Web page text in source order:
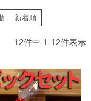
新着順
12件中 1-12件表示